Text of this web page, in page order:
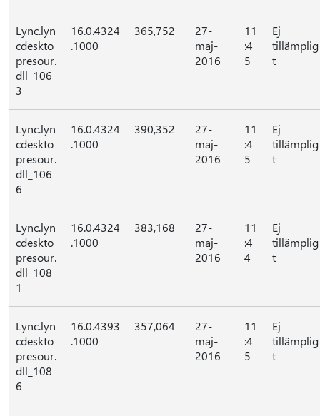
Lync.lyn
cdeskto
presour.
dll_106
3
16.0.4324
.1000
365,752
27-
maj-
2016
11
:4
5
Ej
tillämplig
t
Lync.lyn
cdeskto
presour.
dll_106
6
16.0.4324
.1000
390,352
27-
maj-
2016
11
:4
5
Ej
tillämplig
t
Lync.lyn
cdeskto
presour.
dll_108
1
16.0.4324
.1000
383,168
27-
maj-
2016
11
:4
4
Ej
tillämplig
t
Lync.lyn
cdeskto
presour.
dll_108
6
16.0.4393
.1000
357,064
27-
maj-
2016
11
:4
5
Ej
tillämplig
t